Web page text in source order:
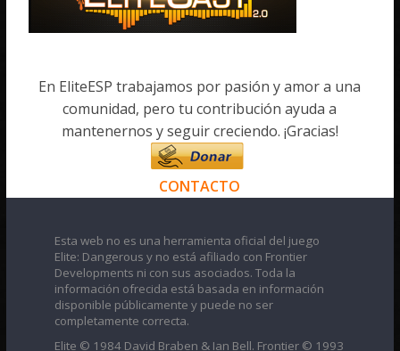
En EliteESP trabajamos por pasión y amor a una
comunidad, pero tu contribución ayuda a
mantenernos y seguir creciendo. ¡Gracias!
CONTACTO
Esta web no es una herramienta oficial del juego
Elite: Dangerous y no está afiliado con Frontier
Developments ni con sus asociados. Toda la
información ofrecida está basada en información
disponible públicamente y puede no ser
completamente correcta.
Elite © 1984 David Braben & Ian Bell. Frontier © 1993